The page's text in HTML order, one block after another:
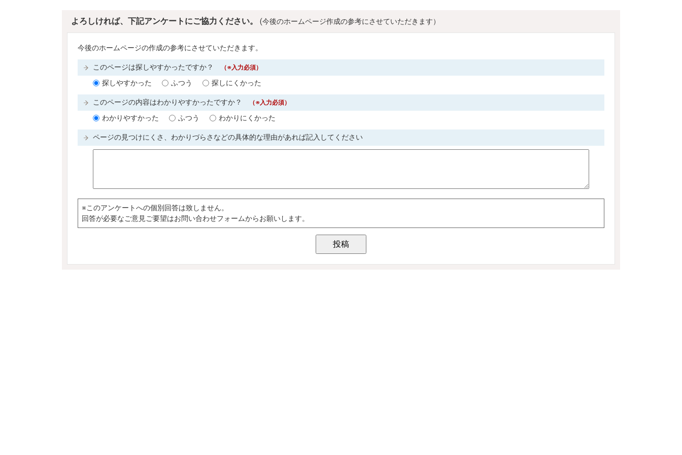
よろしければ、下記アンケートにご協力ください。 (今後のホームページ作成の参考にさせていただきます）
今後のホームページの作成の参考にさせていただきます。
このページは探しやすかったですか？ （※入力必須）
探しやすかった ふつう 探しにくかった
このページの内容はわかりやすかったですか？ （※入力必須）
わかりやすかった ふつう わかりにくかった
ページの見つけにくさ、わかりづらさなどの具体的な理由があれば記入してください
※このアンケートへの個別回答は致しません。
回答が必要なご意見ご要望はお問い合わせフォームからお願いします。